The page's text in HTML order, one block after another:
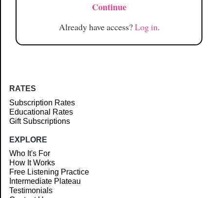
Continue
Already have access?Log in.
RATES
Subscription Rates
Educational Rates
Gift Subscriptions
EXPLORE
Who It's For
How It Works
Free Listening Practice
Intermediate Plateau
Testimonials